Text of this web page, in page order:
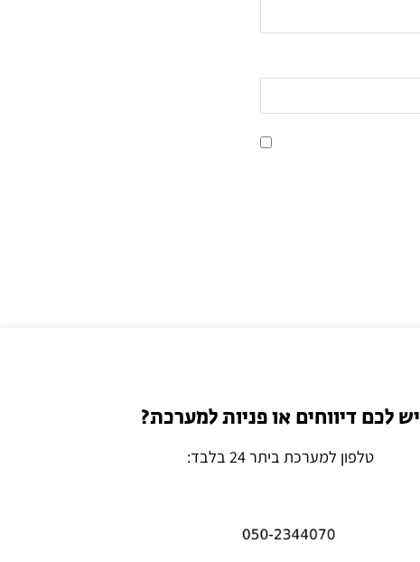
יש לכם דיווחים או פניות למערכת?
טלפון למערכת ביתר 24 בלבד: